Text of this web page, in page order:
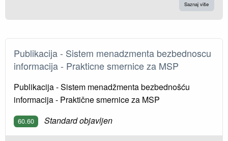
Saznaj više
Publikacija - Sistem menadzmenta bezbednoscu
informacija - Prakticne smernice za MSP
Publikacija - Sistem menadžmenta bezbednošću
informacija - Praktične smernice za MSP
60.60 Standard objavljen